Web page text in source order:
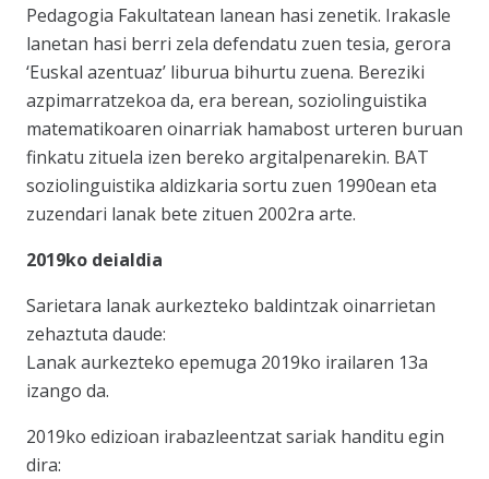
Pedagogia Fakultatean lanean hasi zenetik. Irakasle
lanetan hasi berri zela defendatu zuen tesia, gerora
‘Euskal azentuaz’ liburua bihurtu zuena. Bereziki
azpimarratzekoa da, era berean, soziolinguistika
matematikoaren oinarriak hamabost urteren buruan
finkatu zituela izen bereko argitalpenarekin. BAT
soziolinguistika aldizkaria sortu zuen 1990ean eta
zuzendari lanak bete zituen 2002ra arte.
2019ko deialdia
Sarietara lanak aurkezteko baldintzak oinarrietan
zehaztuta daude:
Lanak aurkezteko epemuga 2019ko irailaren 13a
izango da.
2019ko edizioan irabazleentzat sariak handitu egin
dira: